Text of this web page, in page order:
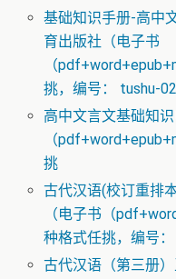
基础知识手册-高中
育出版社（电子书
（
挑，编号： tushu-
高中文言文基础知
（
挑
古代汉语(校订重排
（电子书（
种格式任挑，编号：
古代汉语（第三册